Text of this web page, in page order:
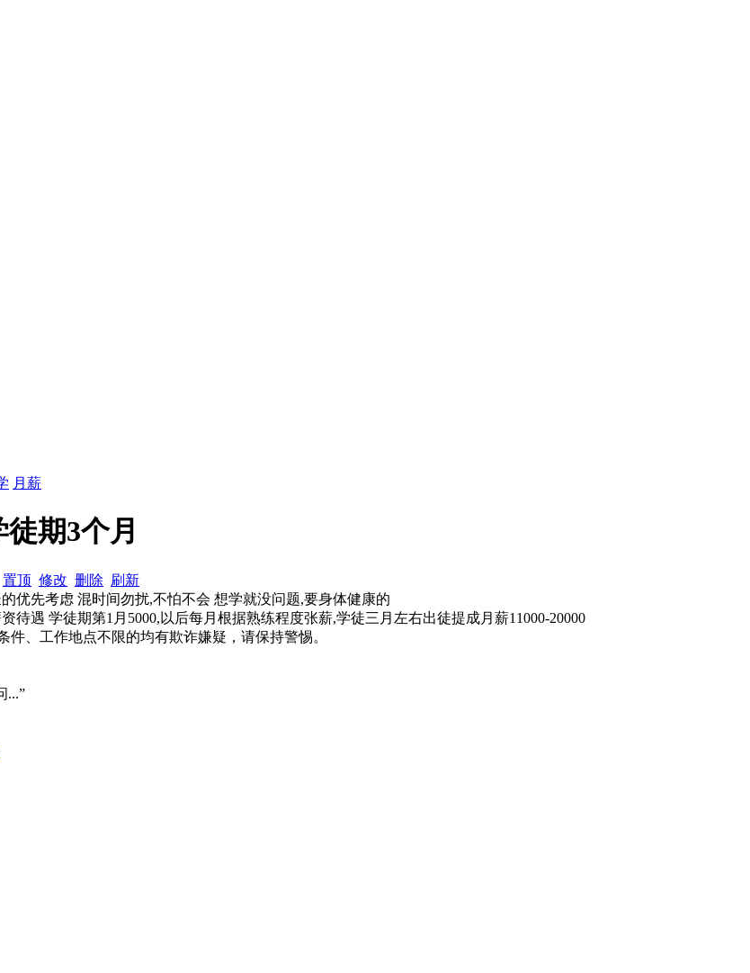
月薪
期3个月
置顶 修改 删除 刷新
优先考虑 混时间勿扰,不怕不会 想学就没问题,要身体健康的
遇 学徒期第1月5000,以后每月根据熟练程度张薪,学徒三月左右出徒提成月薪11000-20000
件、工作地点不限的均有欺诈嫌疑，请保持警惕。
...”